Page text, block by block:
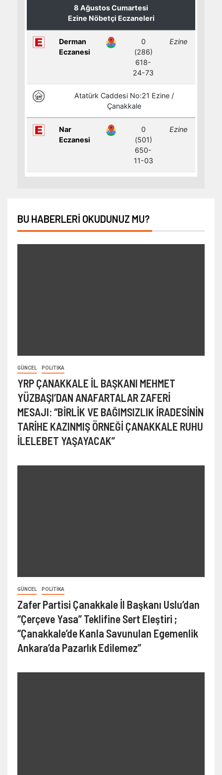
BU HABERLERI OKUDUNUZ MU?
GÜNCEL POLITIKA
YRP ÇANAKKALE İL BAŞKANI MEHMET
YÜZBAŞI’DAN ANAFARTALAR ZAFERİ
MESAJI: “BİRLİK VE BAĞIMSIZLIK İRADESİNİN
TARİHE KAZINMIŞ ÖRNEĞİ ÇANAKKALE RUHU
İLELEBET YAŞAYACAK”
GÜNCEL POLITIKA
Zafer Partisi Çanakkale İl Başkanı Uslu’dan
“Çerçeve Yasa” Teklifine Sert Eleştiri ;
“Çanakkale’de Kanla Savunulan Egemenlik
Ankara’da Pazarlık Edilemez”